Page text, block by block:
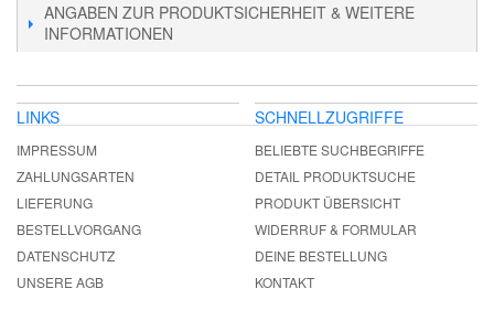
ANGABEN ZUR PRODUKTSICHERHEIT & WEITERE
INFORMATIONEN
LINKS
IMPRESSUM
ZAHLUNGSARTEN
LIEFERUNG
BESTELLVORGANG
DATENSCHUTZ
UNSERE AGB
SCHNELLZUGRIFFE
BELIEBTE SUCHBEGRIFFE
DETAIL PRODUKTSUCHE
PRODUKT ÜBERSICHT
WIDERRUF & FORMULAR
DEINE BESTELLUNG
KONTAKT